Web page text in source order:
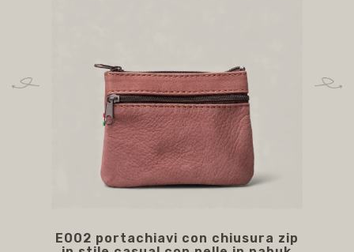
E002 portachiavi con chiusura zip